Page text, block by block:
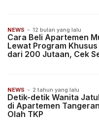
NEWS - 12 bulan yang lalu
Cara Beli Apartemen
Lewat Program
dari 200 Jutaan, Cek
NEWS - 2 tahun yang lalu
Detik-detik Wanita
di Apartemen
Olah TKP